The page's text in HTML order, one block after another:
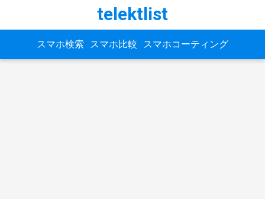
telektlist
スマホ検索 スマホ比較 スマホコーティング